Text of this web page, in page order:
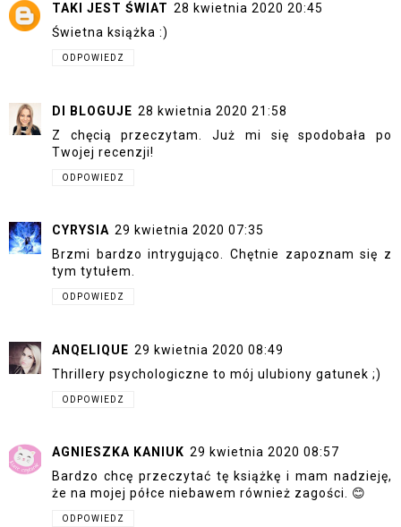
TAKI JEST ŚWIAT 28 kwietnia 2020 20:45
Świetna książka :)
ODPOWIEDZ
DI BLOGUJE 28 kwietnia 2020 21:58
Z chęcią przeczytam. Już mi się spodobała po
Twojej recenzji!
ODPOWIEDZ
CYRYSIA 29 kwietnia 2020 07:35
Brzmi bardzo intrygująco. Chętnie zapoznam się z
tym tytułem.
ODPOWIEDZ
ANQELIQUE 29 kwietnia 2020 08:49
Thrillery psychologiczne to mój ulubiony gatunek ;)
ODPOWIEDZ
AGNIESZKA KANIUK 29 kwietnia 2020 08:57
Bardzo chcę przeczytać tę książkę i mam nadzieję,
że na mojej półce niebawem również zagości. 😊
ODPOWIEDZ